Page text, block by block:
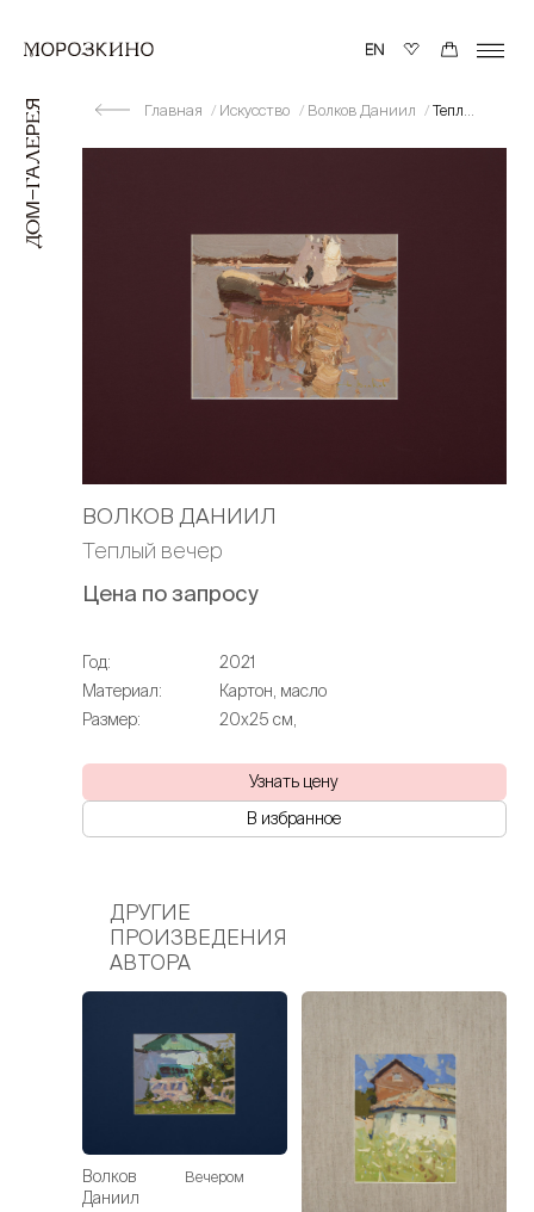
Главная Искусство Волков Даниил Теплый вечер
ВОЛКОВ ДАНИИЛ
Теплый вечер
Цена по запросу
Год:
2021
Материал:
Картон, масло
Размер:
20х25 см,
Узнать цену
В избранное
ДРУГИЕ
ПРОИЗВЕДЕНИЯ
АВТОРА
Волков
Даниил
Вечером